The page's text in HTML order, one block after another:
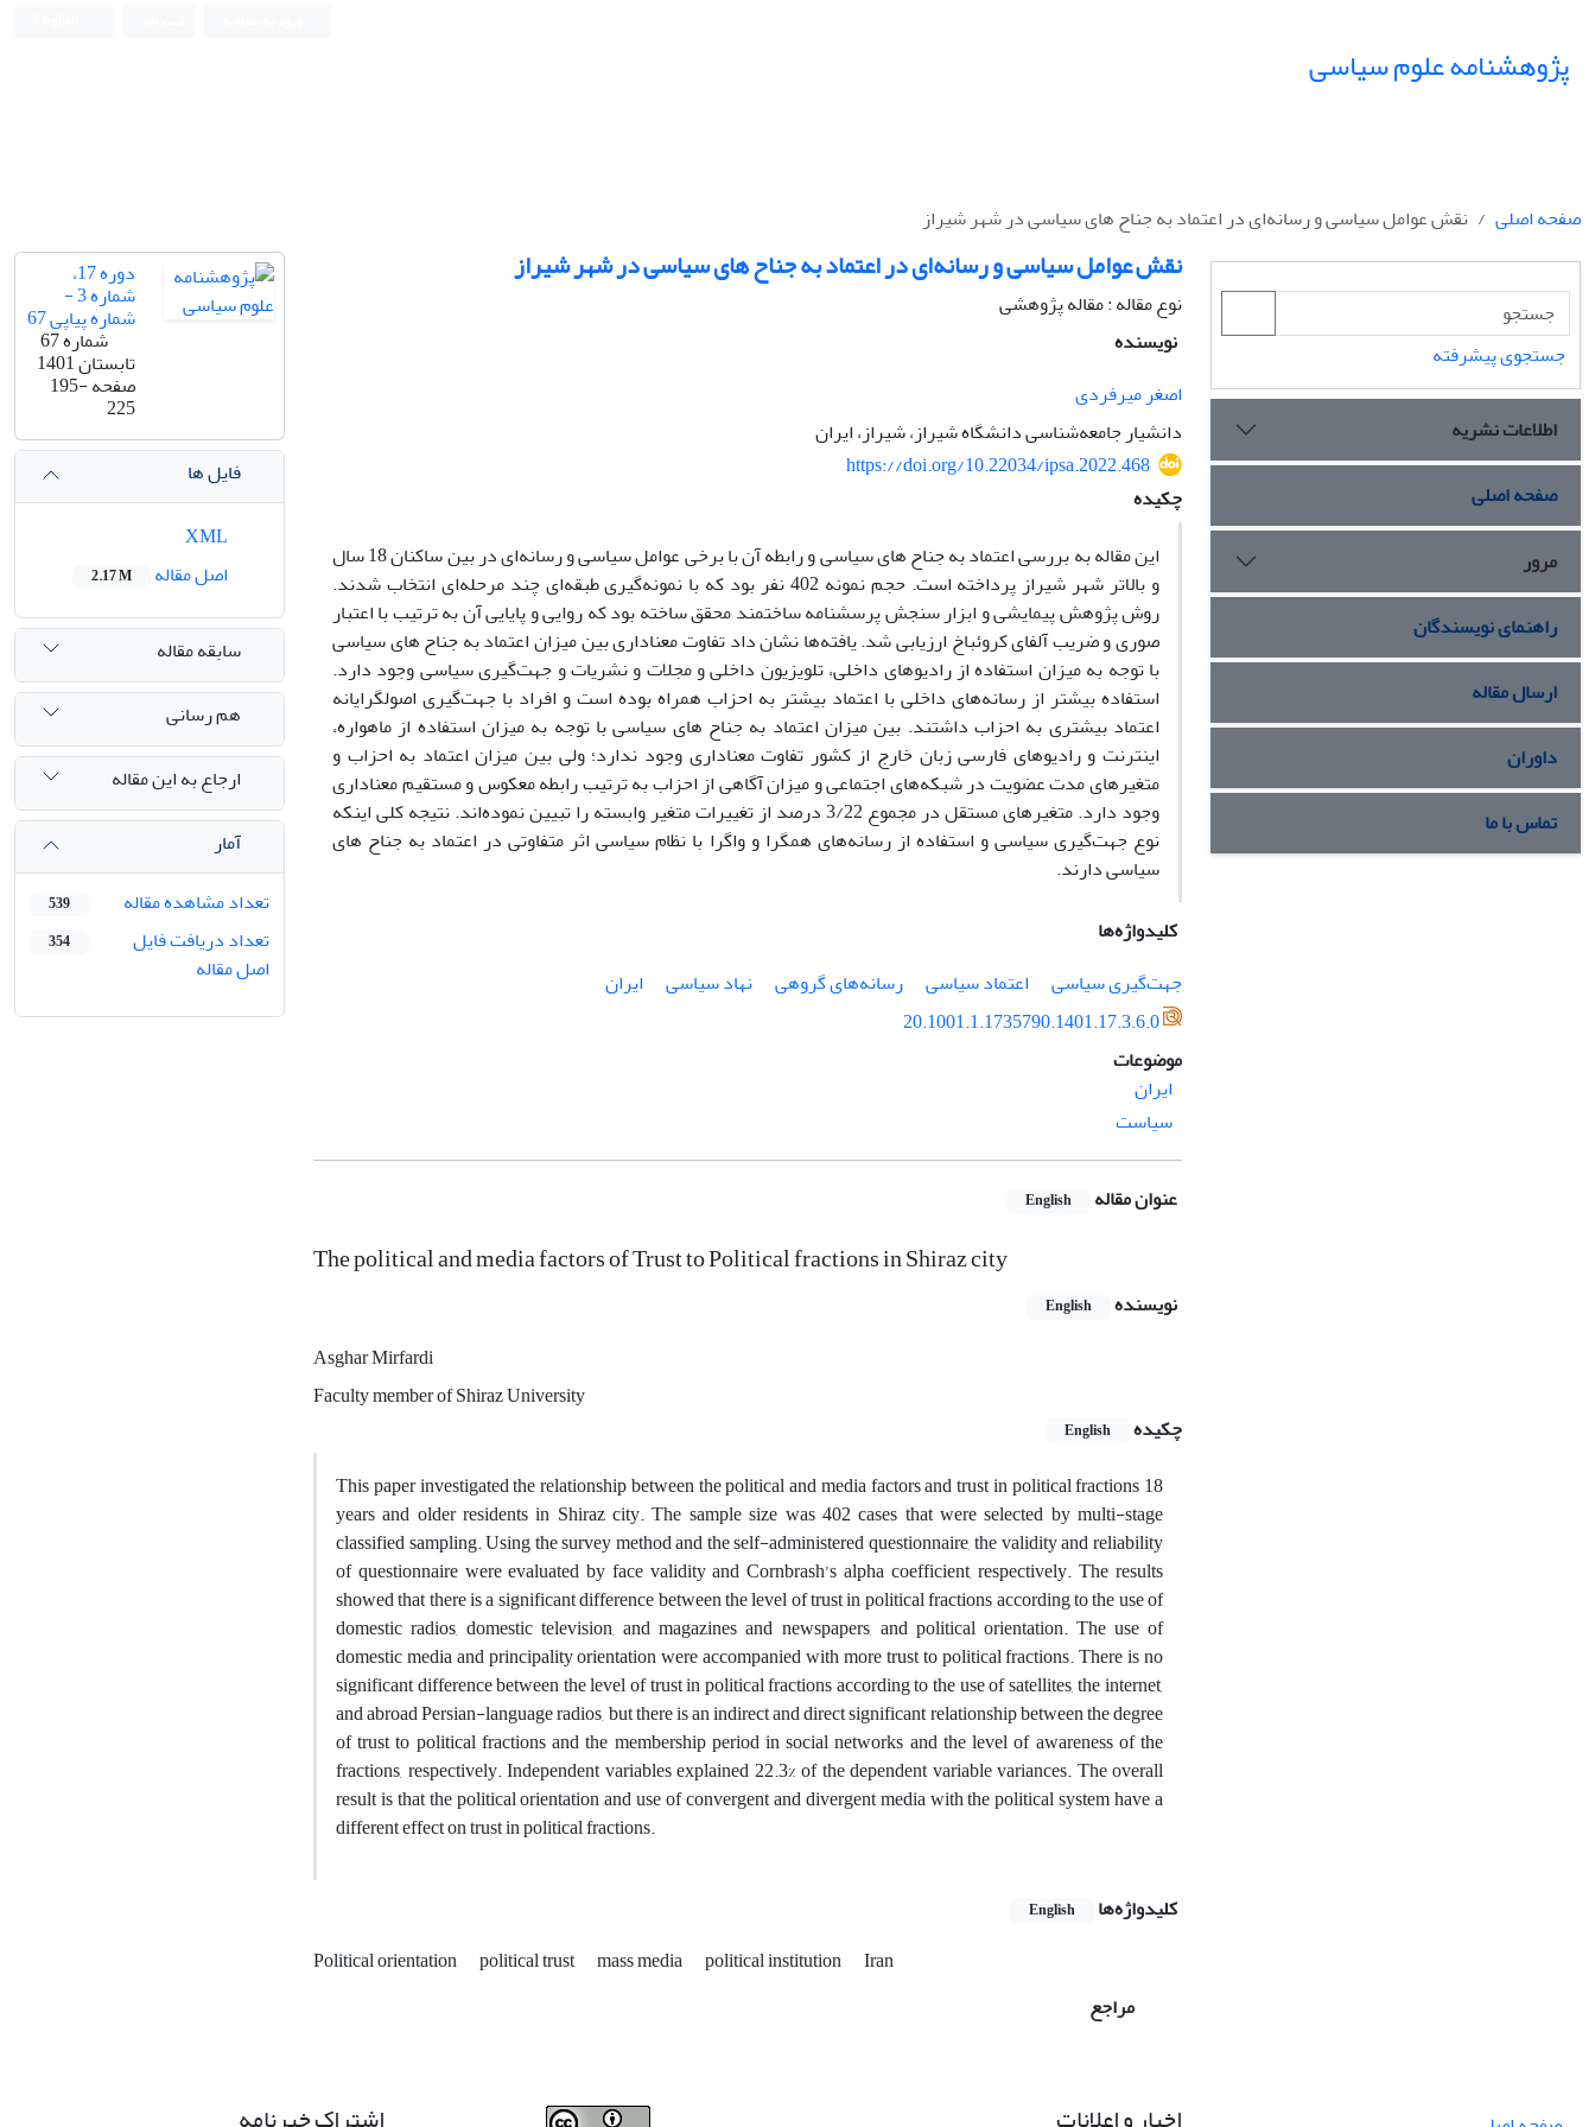
پژوهشنامه علوم سیاسی
صفحه اصلی نقش عوامل سیاسی و رسانه‌ای در اعتماد به جناح های سیاسی در شهر شیراز
نقش عوامل سیاسی و رسانه‌ای در اعتماد به جناح های سیاسی در شهر شیراز
نوع مقاله : مقاله پژوهشی
نویسنده
اصغر میرفردی
دانشیار جامعه‌شناسی دانشگاه شیراز، شیراز، ایران
https://doi.org/10.22034/ipsa.2022.468
چکیده
این مقاله به بررسی اعتماد به جناح های سیاسی و رابطه آن با برخی عوامل سیاسی و رسانه‌ای در بین ساکنان 18 سال
و بالاتر شهر شیراز پرداخته است. حجم نمونه 402 نفر بود که با نمونه‌گیری طبقه‌ای چند مرحله‌ای انتخاب شدند.
روش پژوهش پیمایشی و ابزار سنجش پرسشنامه ساختمند محقق ساخته بود که روایی و پایایی آن به ترتیب با اعتبار
صوری و ضریب آلفای کروئباخ ارزیابی شد. یافته‌ها نشان داد تفاوت معناداری بین میزان اعتماد به جناح های سیاسی
با توجه به میزان استفاده از رادیوهای داخلی، تلویزیون داخلی و مجلات و نشریات و جهت‌گیری سیاسی وجود دارد.
استفاده بیشتر از رسانه‌های داخلی با اعتماد بیشتر به احزاب همراه بوده است و افراد با جهت‌گیری اصولگرایانه
اعتماد بیشتری به احزاب داشتند. بین میزان اعتماد به جناح های سیاسی با توجه به میزان استفاده از ماهواره،
اینترنت و رادیوهای فارسی زبان خارج از کشور تفاوت معناداری وجود ندارد؛ ولی بین میزان اعتماد به احزاب و
متغیرهای مدت عضویت در شبکه‌های اجتماعی و میزان آگاهی از احزاب به ترتیب رابطه معکوس و مستقیم معناداری
وجود دارد. متغیرهای مستقل در مجموع 3/22 درصد از تغییرات متغیر وابسته را تبیین نموده‌اند. نتیجه کلی اینکه
نوع جهت‌گیری سیاسی و استفاده از رسانه‌های همگرا و واگرا با نظام سیاسی اثر متفاوتی در اعتماد به جناح های
سیاسی دارند.
کلیدواژه‌ها
جهت‌گیری سیاسی
اعتماد سیاسی رسانه‌های گروهی نهاد سیاسی
ایران
20.1001.1.1735790.1401.17.3.6.0
موضوعات
ایران
سیاست
عنوان مقاله English
The political and media factors of Trust to Political fractions in Shiraz city
نویسنده English
Asghar Mirfardi
Faculty member of Shiraz University
چکیده
English
This paper investigated the relationship between the political and media factors and trust in political fractions 18
years and older residents in Shiraz city. The sample size was 402 cases that were selected by multi-stage
classified sampling. Using the survey method and the self-administered questionnaire, the validity and reliability
of questionnaire were evaluated by face validity and Cornbrash’s alpha coefficient, respectively. The results
showed that there is a significant difference between the level of trust in political fractions according to the use of
domestic radios, domestic television, and magazines and newspapers, and political orientation. The use of
domestic media and principality orientation were accompanied with more trust to political fractions. There is no
significant difference between the level of trust in political fractions according to the use of satellites, the internet,
and abroad Persian-language radios, but there is an indirect and direct significant relationship between the degree
of trust to political fractions and the membership period in social networks and the level of awareness of the
fractions, respectively. Independent variables explained 22.3% of the dependent variable variances. The overall
result is that the political orientation and use of convergent and divergent media with the political system have a
different effect on trust in political fractions.
کلیدواژه‌ها English
Political orientation political trust mass media political institution
Iran
مراجع
دوره 17،
شماره 3 -
شماره پیاپی 67
شماره 67
تابستان 1401
صفحه195-
225
فایل ها
اصل مقاله
2.17 M
سابقه مقاله
هم رسانی
ارجاع به این مقاله
آمار
تعداد مشاهده مقاله
539
تعداد دریافت فایل
اصل مقاله
354
جستجوی پیشرفته
اطلاعات نشریه
صفحه اصلی
مرور
راهنمای نویسندگان
ارسال مقاله
داوران
تماس با ما